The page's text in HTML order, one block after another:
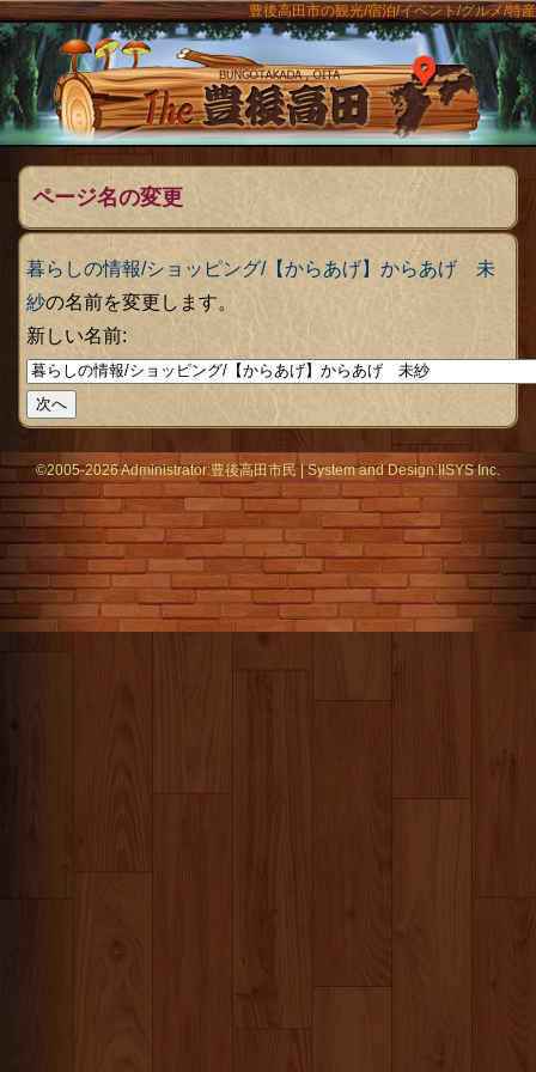
豊後高田市の観光/宿泊/イベント/グルメ/特産
The豊後
ページ名の変更
暮らしの情報/ショッピング/【からあげ】からあげ 未
紗の名前を変更します。
新しい名前:
メニュー
©2005-2026 Administrator:豊後高田市民|Systemand Design:IISYS Inc.